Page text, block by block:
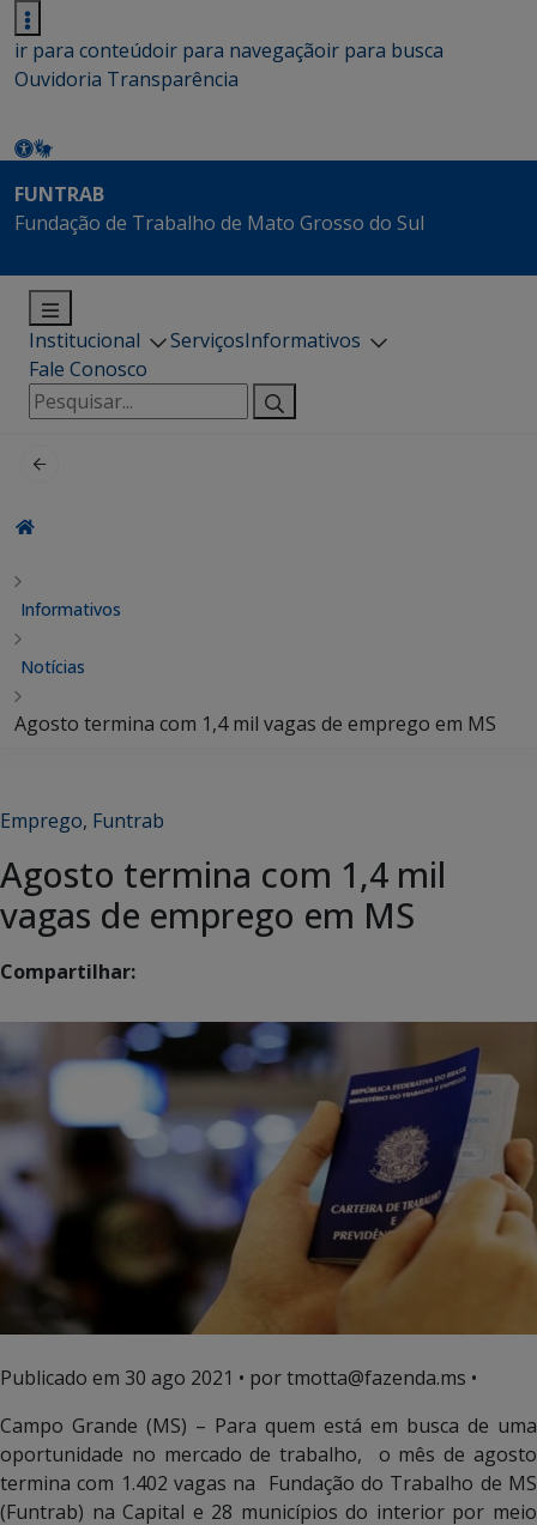
ir para conteúdoir para navegaçãoir para busca
Ouvidoria Transparência
FUNTRAB
Fundação de Trabalho de Mato Grosso do Sul
Institucional ServiçosInformativos
Fale Conosco
Pesquisar
por:
Informativos
Notícias
Agosto termina com 1,4 mil vagas de emprego em MS
Emprego, Funtrab
Agosto termina com 1,4 mil
vagas de emprego em MS
Compartilhar:
Publicado em 30 ago 2021 • por tmotta@fazenda.ms •
Campo Grande (MS) – Para quem está em busca de uma
oportunidade no mercado de trabalho, o mês de agosto
termina com 1.402 vagas na Fundação do Trabalho de MS
(Funtrab) na Capital e 28 municípios do interior por meio